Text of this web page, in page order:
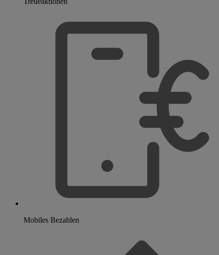
Mobiles Bezahlen